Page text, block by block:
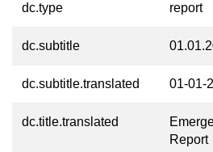
dc.type report
dc.subtitle
dc.subtitle.translated 01-01-
dc.title.translated
Report